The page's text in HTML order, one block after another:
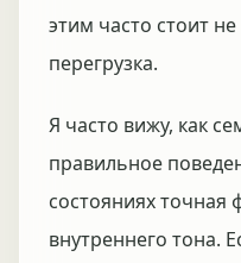
этим часто стоит
перегрузка.
Я часто вижу, как
правильное
состояниях точная
внутреннего тона.